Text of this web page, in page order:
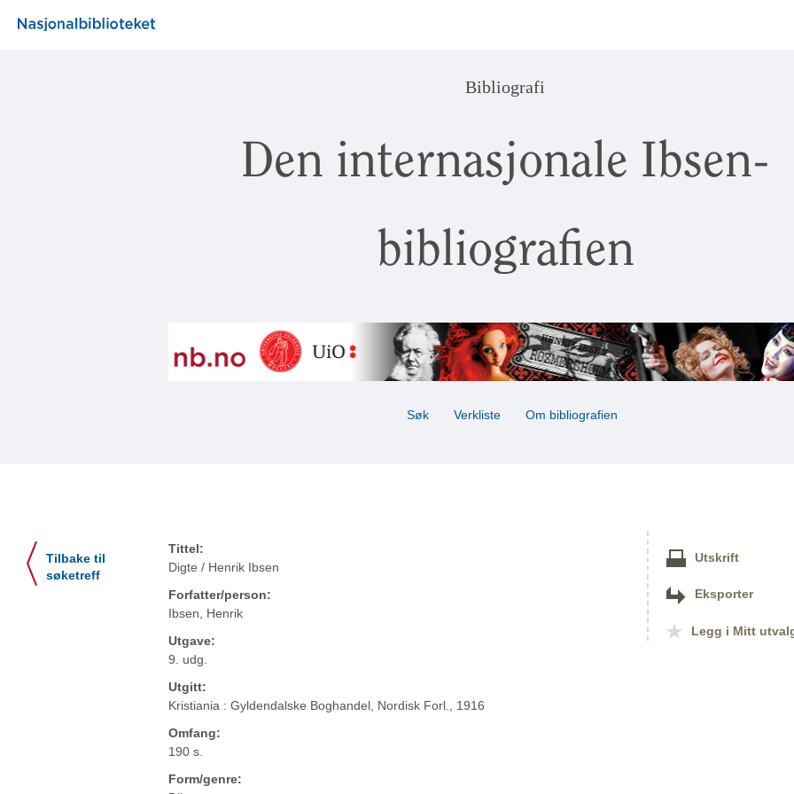
Bibliografi
Den internasjonale Ibsen-
bibliografien
Søk Verkliste Om bibliografien
Tilbake til
søketreff
Tittel:
Digte / Henrik Ibsen
Forfatter/person:
Ibsen, Henrik
Utgave:
9. udg.
Utgitt:
Kristiania : Gyldendalske Boghandel, Nordisk Forl., 1916
Omfang:
190 s.
Form/genre:
Utskrift
Eksporter
Legg i Mitt